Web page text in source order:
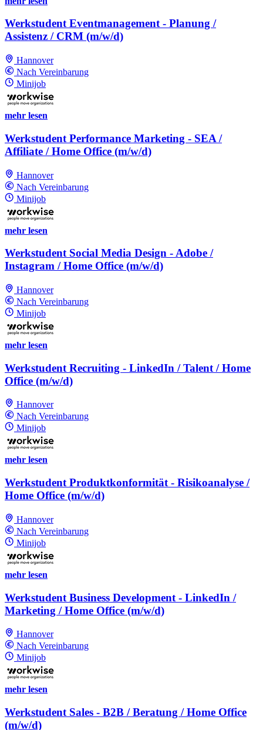
Werkstudent Eventmanagement - Planung /
Assistenz / CRM (m/w/d)
Hannover
Nach Vereinbarung
Minijob
mehr lesen
Werkstudent Performance Marketing - SEA /
Affiliate / Home Office (m/w/d)
Hannover
Nach Vereinbarung
Minijob
mehr lesen
Werkstudent Social Media Design - Adobe /
Instagram / Home Office (m/w/d)
Hannover
Nach Vereinbarung
Minijob
mehr lesen
Werkstudent Recruiting - LinkedIn / Talent / Home
Office (m/w/d)
Hannover
Nach Vereinbarung
Minijob
mehr lesen
Werkstudent Produktkonformität - Risikoanalyse /
Home Office (m/w/d)
Hannover
Nach Vereinbarung
Minijob
mehr lesen
Werkstudent Business Development - LinkedIn /
Marketing / Home Office (m/w/d)
Hannover
Nach Vereinbarung
Minijob
mehr lesen
Werkstudent Sales - B2B / Beratung / Home Office
(m/w/d)